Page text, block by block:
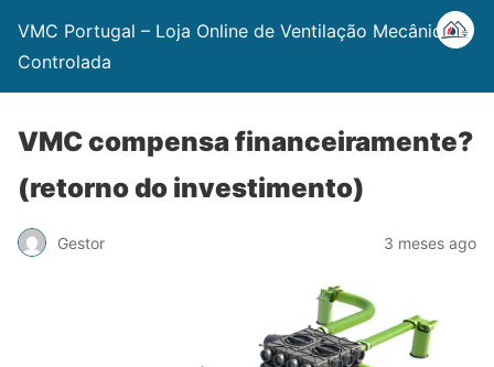
VMC Portugal – Loja Online de Ventilação Mecânica
Controlada
VMC compensa financeiramente?
(retorno do investimento)
Gestor 3 meses ago